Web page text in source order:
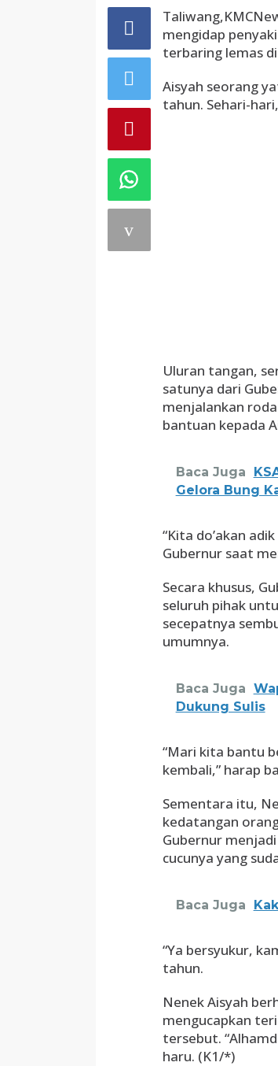
mengidap
terbaring lemas di
Aisyah seorang
tahun. Sehari-
Uluran tangan,
satunya dari
menjalankan
bantuan kepada
Baca Juga
Gelora Bung
“Kita do’akan
Gubernur saat
Secara khusus,
seluruh pihak
secepatnya
umumnya.
Baca Juga
Dukung Sulis
“Mari kita bantu
kembali,” harap
Sementara itu,
kedatangan
Gubernur
cucunya yang
Baca Juga
“Ya bersyukur,
tahun.
Nenek Aisyah
mengucapkan
tersebut.
haru. (K1/*)